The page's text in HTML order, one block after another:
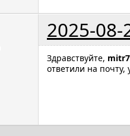
2025-08-
Здравствуйте,
ответили на